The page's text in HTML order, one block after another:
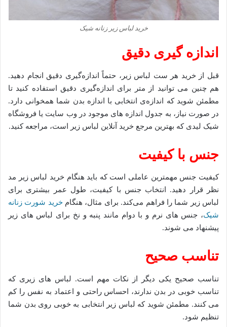
خرید لباس زیر زنانه شیک
اندازه ‌گیری دقیق
قبل از خرید هر ست لباس زیر، حتماً اندازه‌گیری دقیق انجام دهید.
هم چنین می توانید از متر برای اندازه‌گیری دقیق استفاده کنید تا
مطمئن شوید که اندازه‌ی انتخابی با اندازه بدن شما همخوانی دارد.
در صورت نیاز، به جدول اندازه ‌های موجود در وب ‌سایت یا فروشگاه
شیک لیدی که بهترین مرجع خرید آنلاین لباس زیر است، مراجعه کنید.
جنس با کیفیت
کیفیت جنس مهمترین عاملی است که باید هنگام خرید لباس زیر مد
نظر قرار دهید. انتخاب جنس با کیفیت، طول عمر بیشتری برای
لباس زیر شما را فراهم می‌کند. برای مثال، هنگامخرید شورت زنانه
شیک، جنس ‌های نرم و با دوام مانند پنبه و نخ برای لباس ‌های زیر
پیشنهاد می ‌شوند.
تناسب صحیح
تناسب صحیح یکی دیگر از نکات مهم است. لباس‌ های زیری که
تناسب خوبی در بدن ندارند، احساس راحتی و اعتماد به نفس را کم
می ‌کنند. مطمئن شوید که لباس زیر انتخابی به خوبی روی بدن شما
تنظیم شود.